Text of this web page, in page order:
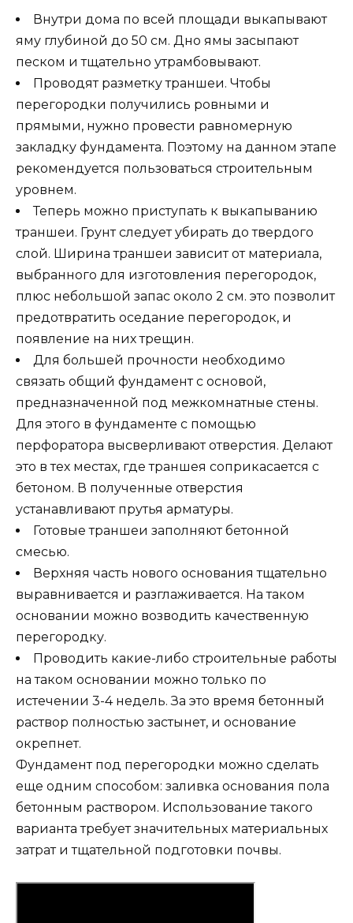
Внутри дома по всей площади выкапывают
яму глубиной до 50 см. Дно ямы засыпают
песком и тщательно утрамбовывают.
Проводят разметку траншеи. Чтобы
перегородки получились ровными и
прямыми, нужно провести равномерную
закладку фундамента. Поэтому на данном этапе
рекомендуется пользоваться строительным
уровнем.
Теперь можно приступать к выкапыванию
траншеи. Грунт следует убирать до твердого
слой. Ширина траншеи зависит от материала,
выбранного для изготовления перегородок,
плюс небольшой запас около 2 см. это позволит
предотвратить оседание перегородок, и
появление на них трещин.
Для большей прочности необходимо
связать общий фундамент с основой,
предназначенной под межкомнатные стены.
Для этого в фундаменте с помощью
перфоратора высверливают отверстия. Делают
это в тех местах, где траншея соприкасается с
бетоном. В полученные отверстия
устанавливают прутья арматуры.
Готовые траншеи заполняют бетонной
смесью.
Верхняя часть нового основания тщательно
выравнивается и разглаживается. На таком
основании можно возводить качественную
перегородку.
Проводить какие-либо строительные работы
на таком основании можно только по
истечении 3-4 недель. За это время бетонный
раствор полностью застынет, и основание
окрепнет.
Фундамент под перегородки можно сделать
еще одним способом: заливка основания пола
бетонным раствором. Использование такого
варианта требует значительных материальных
затрат и тщательной подготовки почвы.